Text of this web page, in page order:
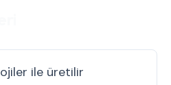
ile üretilir